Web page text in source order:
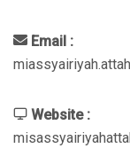
Email :
Website :